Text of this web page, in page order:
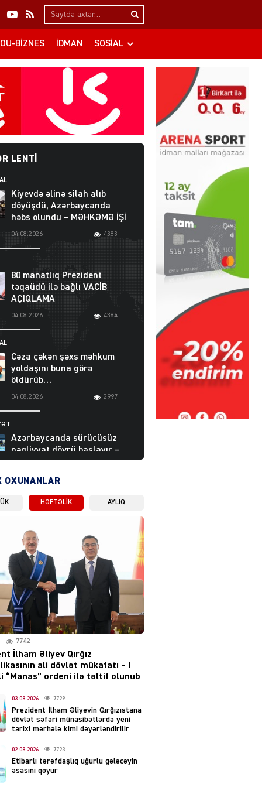
Search…
BIZNES İDMAN SOSIAL
LENTI
Kiyevdə əlinə silah alıb
döyüşdü, Azərbaycanda
həbs olundu – MƏHKƏMƏ İŞİ
04.08.2026 4383
80 manatlıq Prezident
təqaüdü ilə bağlı VACİB
AÇIQLAMA
04.08.2026 4384
Cəza çəkən şəxs məhkum
yoldaşını buna görə
öldürüb…
04.08.2026 2997
Azərbaycanda sürücüsüz
nəqliyyat dövrü başlayır –
BELƏ işləyəcək
04.08.2026
layihəsi ilə bağlı AÇIQLAMA
04.08.2026
Müharibə Rusiyanın belini
bükür
04.08.2026 3998
Ekranlardan uzaq qalan
məşhur aktrisanın yeni
çıxdı
04.08.2026 2162
Hüseyn Həsənov haqqında
həbs qərarı verildi –
Milyonluq əmlakı müsadirə
OXUNANLAR
HƏFTƏLIK AYLIQ
7742
İlham Əliyev Qırğız
ali dövlət mükafatı – I
“Manas” ordeni ilə təltif olunub
03.08.2026 7729
Prezident İlham Əliyevin Qırğızıstana
dövlət səfəri münasibətlərdə yeni
tarixi mərhələ kimi dəyərləndirilir
02.08.2026 7723
Etibarlı tərəfdaşlıq uğurlu gələcəyin
əsasını qoyur